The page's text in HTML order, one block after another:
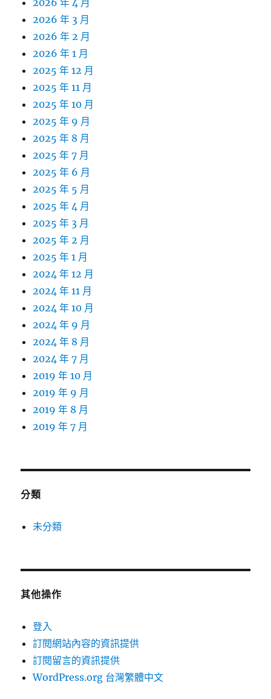
2026 年 4 月
2026 年 3 月
2026 年 2 月
2026 年 1 月
2025 年 12 月
2025 年 11 月
2025 年 10 月
2025 年 9 月
2025 年 8 月
2025 年 7 月
2025 年 6 月
2025 年 5 月
2025 年 4 月
2025 年 3 月
2025 年 2 月
2025 年 1 月
2024 年 12 月
2024 年 11 月
2024 年 10 月
2024 年 9 月
2024 年 8 月
2024 年 7 月
2019 年 10 月
2019 年 9 月
2019 年 8 月
2019 年 7 月
分類
未分類
其他操作
登入
訂閱網站內容的資訊提供
訂閱留言的資訊提供
WordPress.org 台灣繁體中文